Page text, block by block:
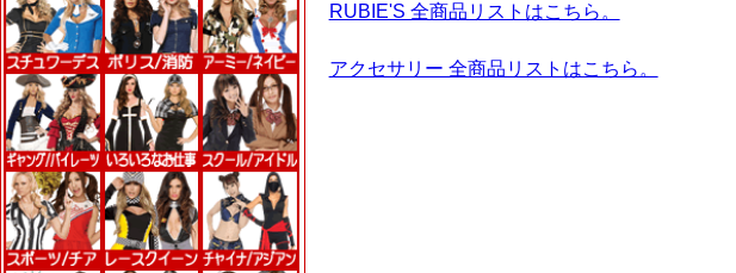
RUBIE'S 全商品リストはこちら。
アクセサリー 全商品リストはこちら。